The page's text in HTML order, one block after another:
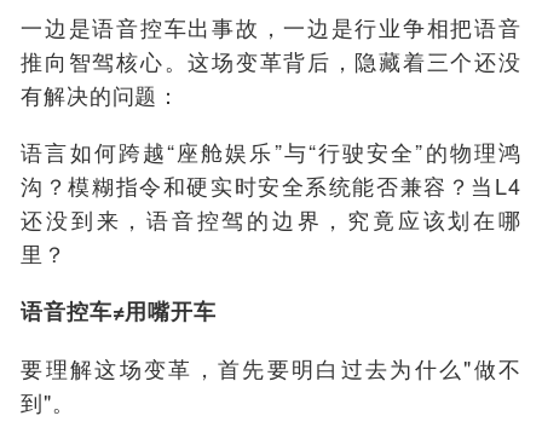
一边是语音控车出事故，一边是行业争相把语音
推向智驾核心。这场变革背后，隐藏着三个还没
有解决的问题：
语言如何跨越“座舱娱乐”与“行驶安全”的物理鸿
沟？模糊指令和硬实时安全系统能否兼容？当L4
还没到来，语音控驾的边界，究竟应该划在哪
里？
语音控车≠用嘴开车
要理解这场变革，首先要明白过去为什么"做不
到"。